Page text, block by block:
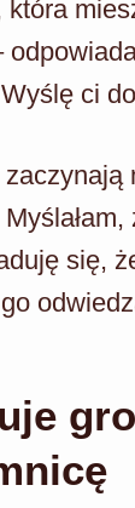
która
ci
się,